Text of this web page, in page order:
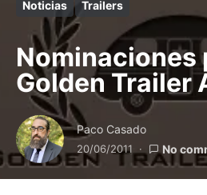
Noticias Trailers
Nominaciones
Golden Trailer
Paco Casado
20/06/2011 No